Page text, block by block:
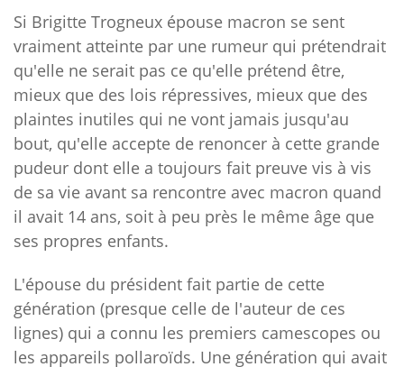
Si Brigitte Trogneux épouse macron se sent
vraiment atteinte par une rumeur qui prétendrait
qu'elle ne serait pas ce qu'elle prétend être,
mieux que des lois répressives, mieux que des
plaintes inutiles qui ne vont jamais jusqu'au
bout, qu'elle accepte de renoncer à cette grande
pudeur dont elle a toujours fait preuve vis à vis
de sa vie avant sa rencontre avec macron quand
il avait 14 ans, soit à peu près le même âge que
ses propres enfants.
L'épouse du président fait partie de cette
génération (presque celle de l'auteur de ces
lignes) qui a connu les premiers camescopes ou
les appareils pollaroïds. Une génération qui avait